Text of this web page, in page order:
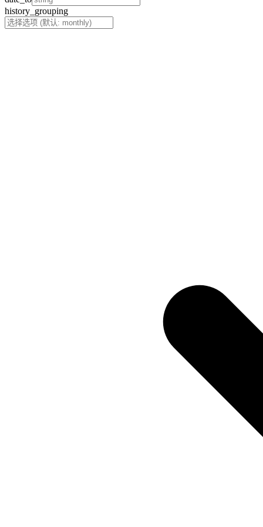
history_grouping